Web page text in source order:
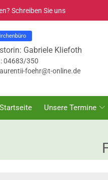
Schreiben Sie uns
Gabriele Kliefoth
04683/350
foehr@t-online.de
Startseite Unsere Termine